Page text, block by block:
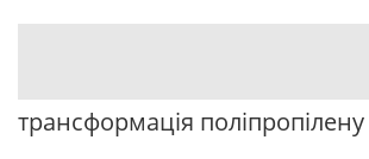
трансформація поліпропілену